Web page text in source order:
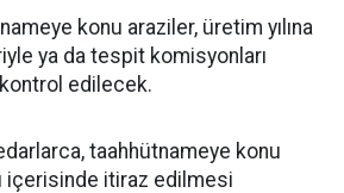
konu araziler, üretim yılına
ya da tespit komisyonları
edilecek.
taahhütnameye konu
içerisinde itiraz edilmesi